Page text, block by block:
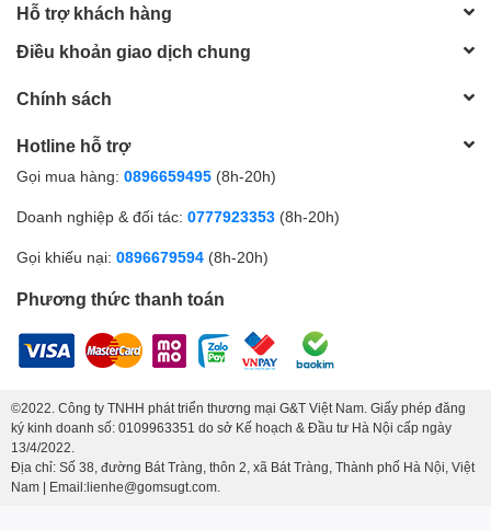
Hỗ trợ khách hàng
Điều khoản giao dịch chung
Chính sách
Hotline hỗ trợ
Gọi mua hàng: 0896659495 (8h-20h)
Doanh nghiệp & đối tác: 0777923353 (8h-20h)
Gọi khiếu nại: 0896679594 (8h-20h)
Phương thức thanh toán
©2022. Công ty TNHH phát triển thương mại G&T Việt Nam. Giấy phép đăng
ký kinh doanh số: 0109963351 do sở Kế hoạch & Đầu tư Hà Nội cấp ngày
13/4/2022.
Địa chỉ: Số 38, đường Bát Tràng, thôn 2, xã Bát Tràng, Thành phố Hà Nội, Việt
Nam | Email:lienhe@gomsugt.com.